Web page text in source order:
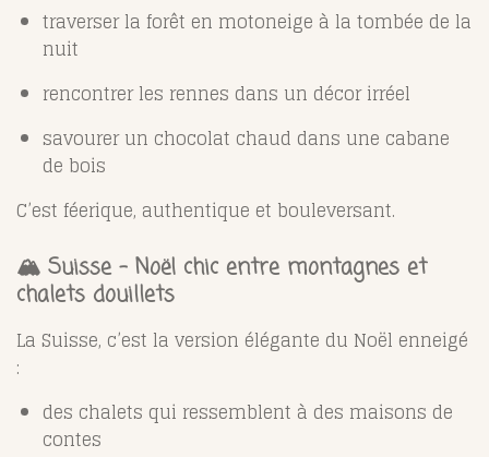
traverser la forêt en motoneige à la tombée de la
nuit
rencontrer les rennes dans un décor irréel
savourer un chocolat chaud dans une cabane
de bois
C’est féerique, authentique et bouleversant.
🏔️ Suisse – Noël chic entre montagnes et
chalets douillets
La Suisse, c’est la version élégante du Noël enneigé
:
des chalets qui ressemblent à des maisons de
contes